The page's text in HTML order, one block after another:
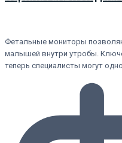
Фетальные мониторы
малышей внутри утробы.
теперь специалисты могут